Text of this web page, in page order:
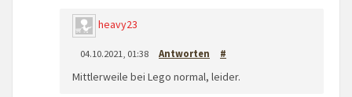
heavy23
04.10.2021, 01:38 Antworten #
Mittlerweile bei Lego normal, leider.